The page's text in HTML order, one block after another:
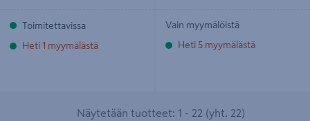
Toimitettavissa
Heti 1 myymälästä
Vain myymälöistä
Heti 5 myymälästä
Näytetään tuotteet: 1 - 22 (yht. 22)